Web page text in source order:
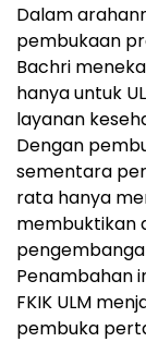
Dalam
pembukaan
Bachri
hanya untuk
layanan
Dengan
sementara
rata hanya
membuktikan
Penambahan
FKIK ULM
pembuka